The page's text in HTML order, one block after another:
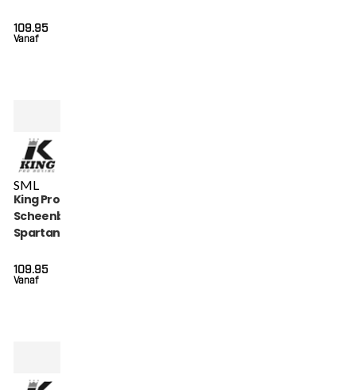
Vanaf
109.95
SML
King Pro Boxing
Scheenbeschermers
Spartan Series (KPB
Vanaf
109.95